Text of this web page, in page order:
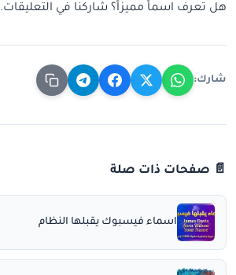
هل تعرف اسماً مميزاً؟ شاركنا في التعليقات.
شارك:
📄 صفحات ذات صلة
اسماء فيسبوك يقبلها النظام